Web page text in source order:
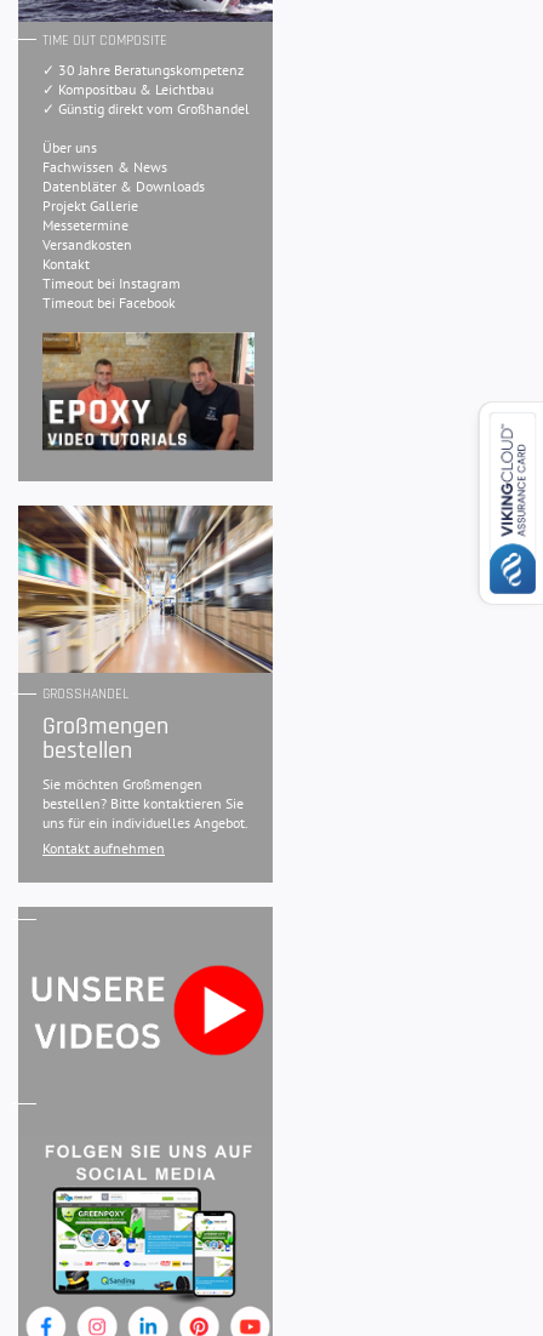
TIME OUT COMPOSITE
✓ 30 Jahre Beratungskompetenz
✓ Kompositbau & Leichtbau
✓ Günstig direkt vom Großhandel
Über uns
Fachwissen & News
Datenbläter & Downloads
Projekt Gallerie
Messetermine
Versandkosten
Kontakt
Timeout bei Instagram
Timeout bei Facebook
GROSSHANDEL
Großmengen
bestellen
Sie möchten Großmengen
bestellen? Bitte kontaktieren Sie
uns für ein individuelles Angebot.
Kontakt aufnehmen